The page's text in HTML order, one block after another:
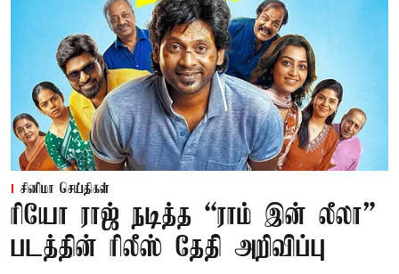
சினிமா செய்திகள்
ரியோ ராஜ் நடித்த “ராம் இன் லீலா”
படத்தின் ரிலீஸ் தேதி அறிவிப்பு